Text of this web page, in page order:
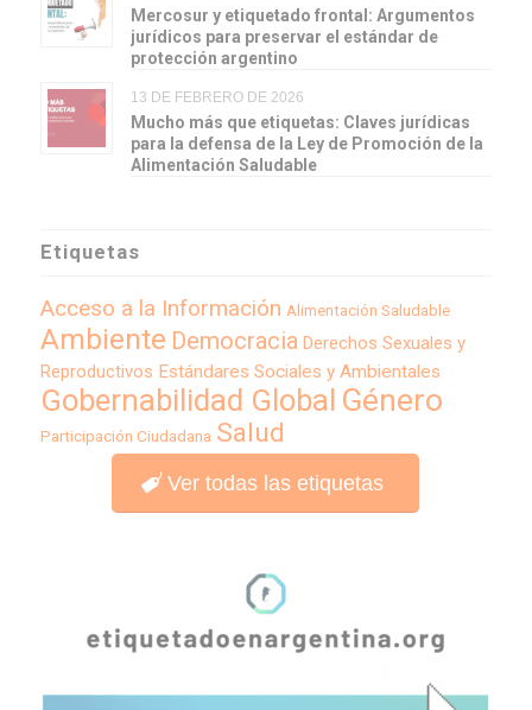
Mercosur y etiquetado frontal: Argumentos
jurídicos para preservar el estándar de
protección argentino
13 DE FEBRERO DE 2026
Mucho más que etiquetas: Claves jurídicas
para la defensa de la Ley de Promoción de la
Alimentación Saludable
Etiquetas
Acceso a la Información Alimentación Saludable
Ambiente Democracia Derechos Sexuales y
Reproductivos Estándares Sociales y Ambientales
Gobernabilidad Global Género
Participación Ciudadana Salud
Ver todas las etiquetas